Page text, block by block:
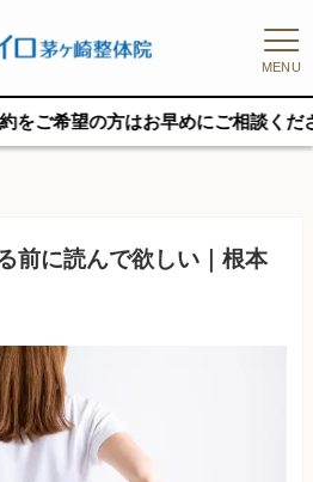
MENU
はお早めにご相談ください
前に読んで欲しい｜根本